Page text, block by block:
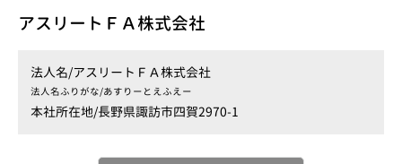
アスリートＦＡ株式会社
法人名/アスリートＦＡ株式会社
法人名ふりがな/あすりーとえふえー
本社所在地/長野県諏訪市四賀2970-1